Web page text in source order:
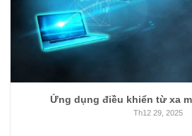
Ứng dụng điều khiển từ xa
Th12 29, 2025